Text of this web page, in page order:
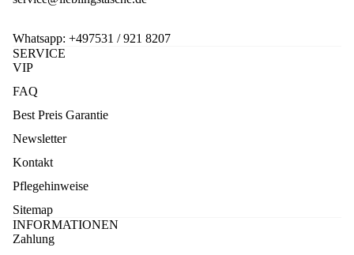
Whatsapp: +497531 / 921 8207
SERVICE
VIP
FAQ
Best Preis Garantie
Newsletter
Kontakt
Pflegehinweise
Sitemap
INFORMATIONEN
Zahlung